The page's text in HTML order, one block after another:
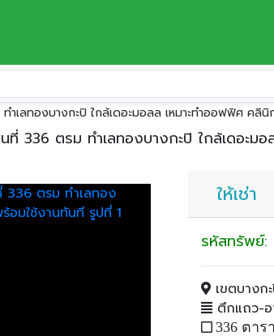
ปิ
เลทองบางกะปิ ใกล้เดอะมอลล เหมาะทำออฟฟิศ คลิ
336 ตรม ทำเลทองบางกะปิ ใกล้เดอะม
ให้เช่า
รหัสทรัพย์:
เขตบางก
ตึกแถว-อ
336 ตาร